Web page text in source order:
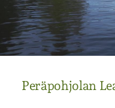
Peräpohjolan